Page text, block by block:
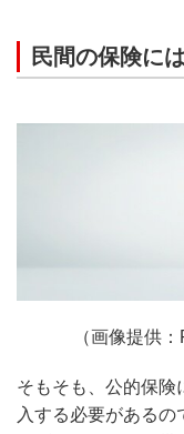
民間の保険に
（画像提供
そもそも、公的保険
入する必要があるの